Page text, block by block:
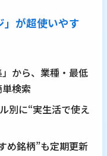
」が超使いやす
から、業種・最低
検索
別に“実生活で使え
め銘柄”も定期更新